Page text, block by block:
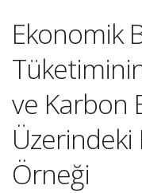
Ekonomik
ve Karbon
Üzerindeki
Örneği